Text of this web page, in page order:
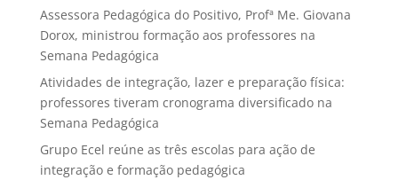
Assessora Pedagógica do Positivo, Profª Me. Giovana
Dorox, ministrou formação aos professores na
Semana Pedagógica
Atividades de integração, lazer e preparação física:
professores tiveram cronograma diversificado na
Semana Pedagógica
Grupo Ecel reúne as três escolas para ação de
integração e formação pedagógica